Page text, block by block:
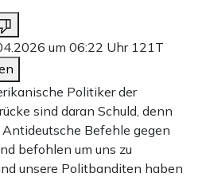
um 06:22 Uhr 121T
Politiker der
sind daran Schuld, denn
Befehle gegen
befohlen um uns zu
unsere Politbanditen haben